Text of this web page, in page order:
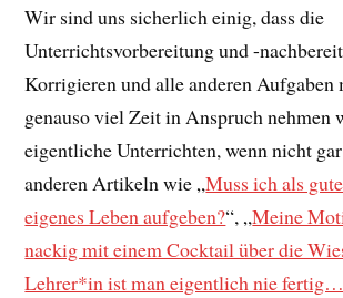
Wir sind uns sicherlich einig, dass die
Unterrichtsvorbereitung und -
Korrigieren und alle anderen Aufgaben
genauso viel Zeit in Anspruch nehmen
eigentliche Unterrichten, wenn nicht
anderen Artikeln wie „Muss ich als
eigenes Leben aufgeben?“, „Meine
nackig mit einem Cocktail über die
Lehrer*in ist man eigentlich nie